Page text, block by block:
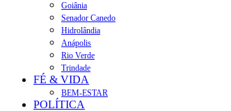
Goiânia
Senador Canedo
Hidrolândia
Anápolis
Rio Verde
Trindade
FÉ & VIDA
BEM-ESTAR
POLÍTICA